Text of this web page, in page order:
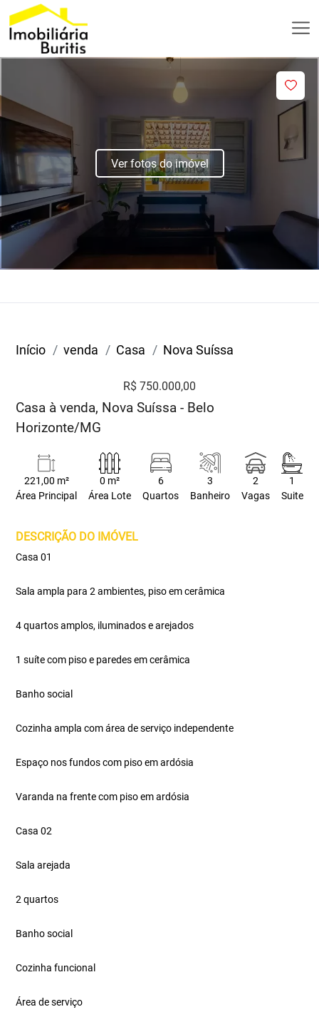
Ver fotos do imóvel
Início venda Casa Nova Suíssa
R$ 750.000,00
Casa à venda, Nova Suíssa - Belo
Horizonte/MG
221,00 m²
Área Principal
0 m²
Área Lote
6
Quartos
3
Banheiro
2
Vagas
1
Suite
DESCRIÇÃO DO IMÓVEL
Casa 01
Sala ampla para 2 ambientes, piso em cerâmica
4 quartos amplos, iluminados e arejados
1 suíte com piso e paredes em cerâmica
Banho social
Cozinha ampla com área de serviço independente
Espaço nos fundos com piso em ardósia
Varanda na frente com piso em ardósia
Casa 02
Sala arejada
2 quartos
Banho social
Cozinha funcional
Área de serviço